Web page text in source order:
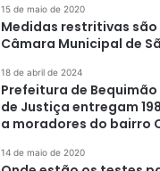
15 de maio de 2020
Medidas restritivas
Câmara Municipal de
18 de abril de 2024
Prefeitura de
de Justiça entregam
a moradores do bairro
14 de maio de 2020